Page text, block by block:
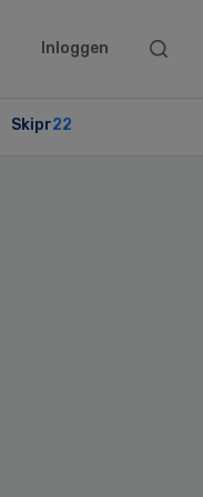
Inloggen
Search
Skipr22